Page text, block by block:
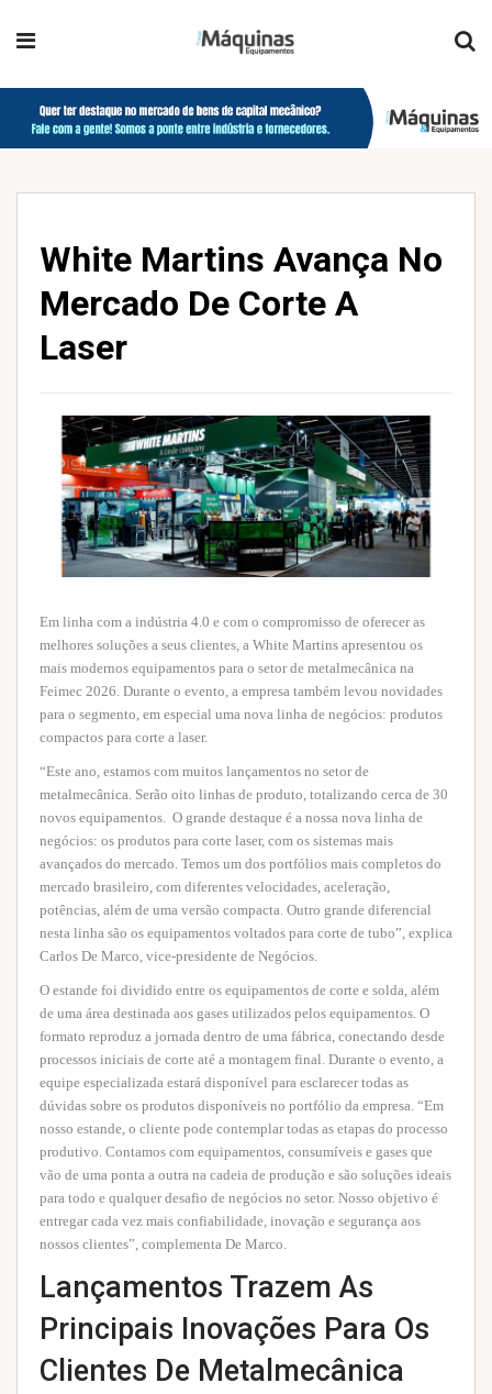
White Martins Avança No
Mercado De Corte A
Laser
Em linha com a indústria 4.0 e com o compromisso de oferecer as
melhores soluções a seus clientes, a White Martins apresentou os
mais modernos equipamentos para o setor de metalmecânica na
Feimec 2026. Durante o evento, a empresa também levou novidades
para o segmento, em especial uma nova linha de negócios: produtos
compactos para corte a laser.
“Este ano, estamos com muitos lançamentos no setor de
metalmecânica. Serão oito linhas de produto, totalizando cerca de 30
novos equipamentos. O grande destaque é a nossa nova linha de
negócios: os produtos para corte laser, com os sistemas mais
avançados do mercado. Temos um dos portfólios mais completos do
mercado brasileiro, com diferentes velocidades, aceleração,
potências, além de uma versão compacta. Outro grande diferencial
nesta linha são os equipamentos voltados para corte de tubo”, explica
Carlos De Marco, vice-presidente de Negócios.
O estande foi dividido entre os equipamentos de corte e solda, além
de uma área destinada aos gases utilizados pelos equipamentos. O
formato reproduz a jornada dentro de uma fábrica, conectando desde
processos iniciais de corte até a montagem final. Durante o evento, a
equipe especializada estará disponível para esclarecer todas as
dúvidas sobre os produtos disponíveis no portfólio da empresa. “Em
nosso estande, o cliente pode contemplar todas as etapas do processo
produtivo. Contamos com equipamentos, consumíveis e gases que
vão de uma ponta a outra na cadeia de produção e são soluções ideais
para todo e qualquer desafio de negócios no setor. Nosso objetivo é
entregar cada vez mais confiabilidade, inovação e segurança aos
nossos clientes”, complementa De Marco.
Lançamentos Trazem As
Principais Inovações Para Os
Clientes De Metalmecânica